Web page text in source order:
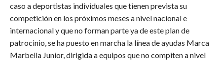
caso a deportistas individuales que tienen prevista su
competición en los próximos meses a nivel nacional e
internacional y que no forman parte ya de este plan de
patrocinio, se ha puesto en marcha la línea de ayudas Marca
Marbella Junior, dirigida a equipos que no compiten a nivel